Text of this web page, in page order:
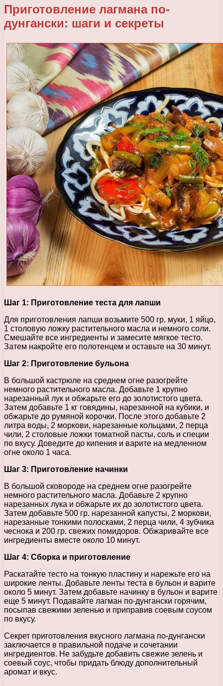
Приготовление лагмана по-
дунгански: шаги и секреты
Шаг 1: Приготовление теста для лапши
Для приготовления лапши возьмите 500 гр. муки, 1 яйцо,
1 столовую ложку растительного масла и немного соли.
Смешайте все ингредиенты и замесите мягкое тесто.
Затем накройте его полотенцем и оставьте на 30 минут.
Шаг 2: Приготовление бульона
В большой кастрюле на среднем огне разогрейте
немного растительного масла. Добавьте 1 крупно
нарезанный лук и обжарьте его до золотистого цвета.
Затем добавьте 1 кг говядины, нарезанной на кубики, и
обжарьте до румяной корочки. После этого добавьте 2
литра воды, 2 моркови, нарезанные кольцами, 2 перца
чили, 2 столовые ложки томатной пасты, соль и специи
по вкусу. Доведите до кипения и варите на медленном
огне около 1 часа.
Шаг 3: Приготовление начинки
В большой сковороде на среднем огне разогрейте
немного растительного масла. Добавьте 2 крупно
нарезанных лука и обжарьте их до золотистого цвета.
Затем добавьте 500 гр. нарезанной капусты, 2 моркови,
нарезанные тонкими полосками, 2 перца чили, 4 зубчика
чеснока и 200 гр. свежих помидоров. Обжаривайте все
ингредиенты вместе около 10 минут.
Шаг 4: Сборка и приготовление
Раскатайте тесто на тонкую пластину и нарежьте его на
широкие ленты. Добавьте ленты теста в бульон и варите
около 5 минут. Затем добавьте начинку в бульон и варите
еще 5 минут. Подавайте лагман по-дунгански горячим,
посыпав свежими зеленью и приправив соевым соусом
по вкусу.
Секрет приготовления вкусного лагмана по-дунгански
заключается в правильной подаче и сочетании
ингредиентов. Не забудьте добавить свежие зелень и
соевый соус, чтобы придать блюду дополнительный
аромат и вкус.